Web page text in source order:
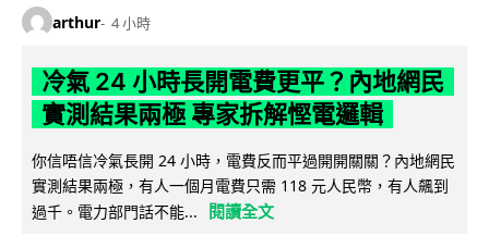
arthur 4 小時
冷氣 24 小時長開電費更平？內地網民
實測結果兩極 專家拆解慳電邏輯
你信唔信冷氣長開 24 小時，電費反而平過開開關關？內地網民
實測結果兩極，有人一個月電費只需 118 元人民幣，有人飆到
過千。電力部門話不能...
閱讀全文